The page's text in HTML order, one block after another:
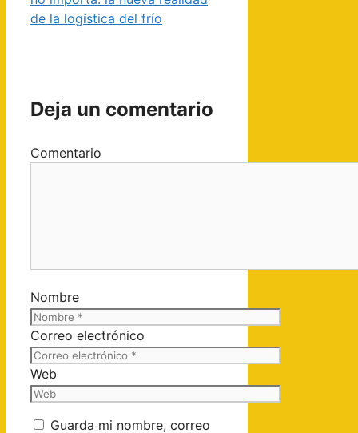
de la logística del frío
Deja un comentario
Comentario
Nombre
Correo electrónico
Web
Guarda mi nombre, correo